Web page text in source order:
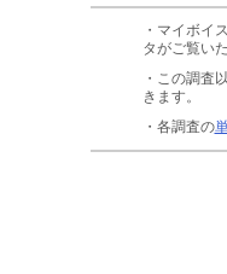
・マイボイ
タがご覧い
・この調査
きます。
・各調査の